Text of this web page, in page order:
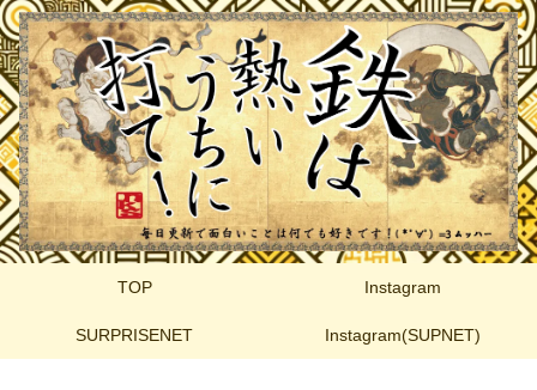
TOP Instagram
SURPRISENET Instagram(SUPNET)